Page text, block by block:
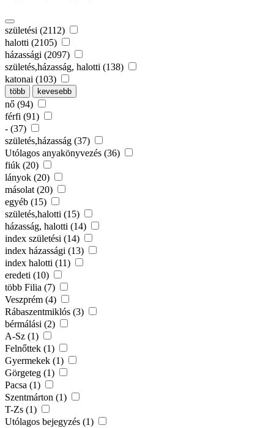
születési (2112)
halotti (2105)
házassági (2097)
születés,házasság, halotti (138)
katonai (103)
több kevesebb
nő (94)
férfi (91)
- (37)
születés,házasság (37)
Utólagos anyakönyvezés (36)
fiúk (20)
lányok (20)
másolat (20)
egyéb (15)
születés,halotti (15)
házasság, halotti (14)
index születési (14)
index házassági (13)
index halotti (11)
eredeti (10)
több Filia (7)
Veszprém (4)
Rábaszentmiklós (3)
bérmálási (2)
A-Sz (1)
Felnőttek (1)
Gyermekek (1)
Görgeteg (1)
Pacsa (1)
Szentmárton (1)
T-Zs (1)
Utólagos bejegyzés (1)